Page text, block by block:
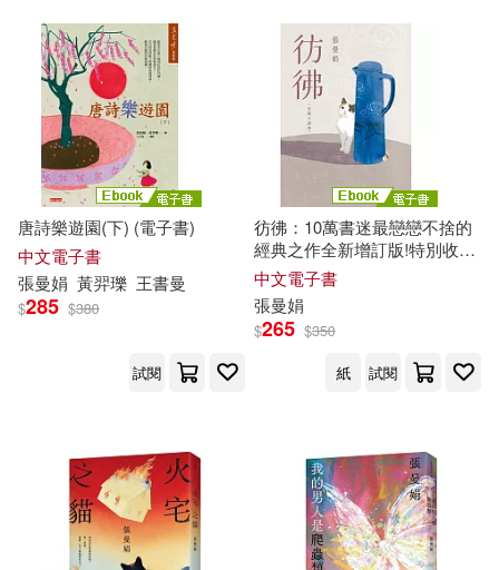
唐詩樂遊園(下) (電子書)
中文電子書
張曼娟 黃羿瓅 王書曼
$285 $380
試閱
彷彿：10萬書迷最戀戀不捨的
經典之作全新增訂版!特別收錄
從未結集的短篇小說〈立春之
前，最冷的一天〉! (電子書)
中文電子書
張曼娟
$265 $350
紙
試閱